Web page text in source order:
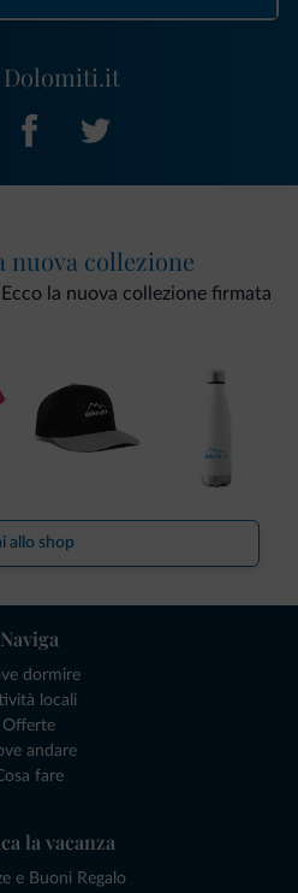
Dolomiti.it
nuova collezione
la nuova collezione firmata
allo shop
Naviga
dormire
locali
Offerte
andare
fare
la vacanza
e Buoni Regalo